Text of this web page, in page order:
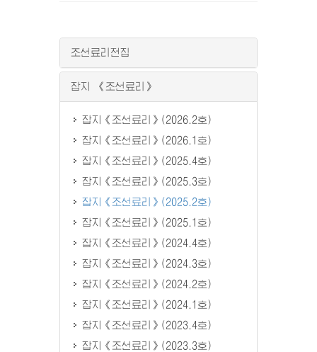
조선료리전집
잡지 《조선료리》
잡지《조선료리》(2026.2호)
잡지《조선료리》(2026.1호)
잡지《조선료리》(2025.4호)
잡지《조선료리》(2025.3호)
잡지《조선료리》(2025.2호)
잡지《조선료리》(2025.1호)
잡지《조선료리》(2024.4호)
잡지《조선료리》(2024.3호)
잡지《조선료리》(2024.2호)
잡지《조선료리》(2024.1호)
잡지《조선료리》(2023.4호)
잡지《조선료리》(2023.3호)